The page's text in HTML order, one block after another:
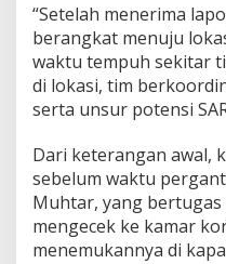
“Setelah menerima
berangkat menuju
waktu tempuh sekitar
di lokasi, tim
serta unsur potensi
Dari keterangan awal,
sebelum waktu
Muhtar, yang
mengecek ke kamar
menemukannya di